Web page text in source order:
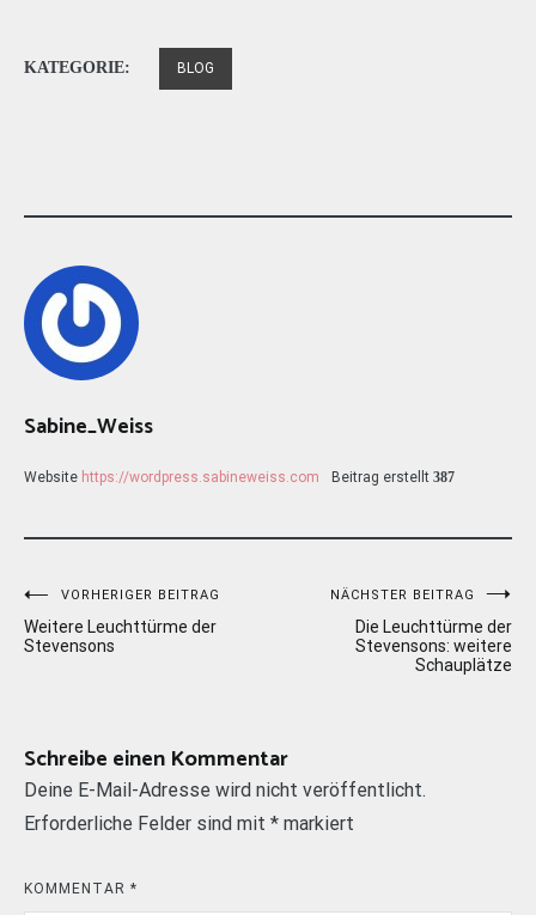
KATEGORIE: BLOG
Sabine_Weiss
Website https://wordpress.sabineweiss.com Beitrag erstellt 387
Beitragsnavigation
VORHERIGER BEITRAG
Weitere Leuchttürme der
Stevensons
NÄCHSTER BEITRAG
Die Leuchttürme der
Stevensons: weitere
Schauplätze
Schreibe einen Kommentar
Deine E-Mail-Adresse wird nicht veröffentlicht.
Erforderliche Felder sind mit * markiert
KOMMENTAR *